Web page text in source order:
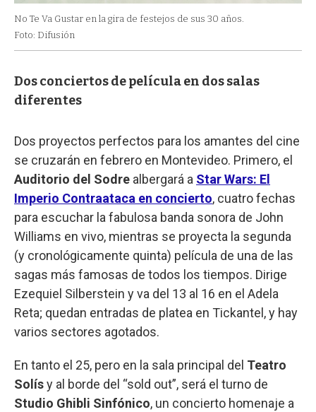
No Te Va Gustar en la gira de festejos de sus 30 años.
Foto: Difusión
Dos conciertos de película en dos salas
diferentes
Dos proyectos perfectos para los amantes del cine
se cruzarán en febrero en Montevideo. Primero, el
Auditorio del Sodre albergará a Star Wars: El
Imperio Contraataca en concierto, cuatro fechas
para escuchar la fabulosa banda sonora de John
Williams en vivo, mientras se proyecta la segunda
(y cronológicamente quinta) película de una de las
sagas más famosas de todos los tiempos. Dirige
Ezequiel Silberstein y va del 13 al 16 en el Adela
Reta; quedan entradas de platea en Tickantel, y hay
varios sectores agotados.
En tanto el 25, pero en la sala principal del Teatro
Solísy al borde del “sold out”, será el turno de
Studio Ghibli Sinfónico, un concierto homenaje a